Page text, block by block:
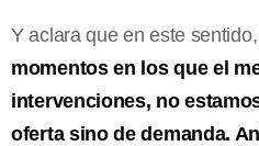
Y aclara que en este sentido,
momentos en los que el
intervenciones, no
oferta sino de demanda.